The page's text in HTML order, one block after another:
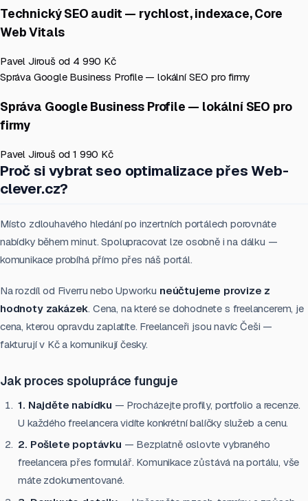
Technický SEO audit — rychlost, indexace, Core
Web Vitals
Pavel Jirouš od 4 990 Kč
Správa Google Business Profile — lokální SEO pro firmy
Správa Google Business Profile — lokální SEO pro
firmy
Pavel Jirouš od 1 990 Kč
Proč si vybrat seo optimalizace přes Web-
clever.cz?
Místo zdlouhavého hledání po inzertních portálech porovnáte
nabídky během minut. Spolupracovat lze osobně i na dálku —
komunikace probíhá přímo přes náš portál.
Na rozdíl od Fiverru nebo Upworku neúčtujeme provize z
hodnoty zakázek. Cena, na které se dohodnete s freelancerem, je
cena, kterou opravdu zaplatíte. Freelanceři jsou navíc Češi —
fakturují v Kč a komunikují česky.
Jak proces spolupráce funguje
1. Najděte nabídku — Procházejte profily, portfolio a recenze.
U každého freelancera vidíte konkrétní balíčky služeb a cenu.
2. Pošlete poptávku — Bezplatně oslovte vybraného
freelancera přes formulář. Komunikace zůstává na portálu, vše
máte zdokumentované.